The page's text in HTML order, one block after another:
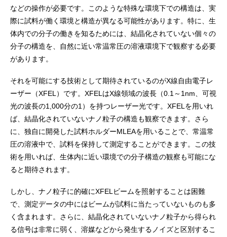
などの操作が必要です。このような特殊な環境下での構造は、実
際に試料が働く環境と構造が異なる可能性があります。特に、生
体内での分子の働きを知るためには、結晶化されていない個々の
分子の構造を、自然に近い常温常圧の溶液環境下で観察する必要
があります。
それを可能にする技術として期待されているのがX線自由電子レ
ーザー（XFEL）です。XFELはX線領域の波長（0.1～1nm、可視
光の波長の1,000分の1）を持つレーザー光です。XFELを用いれ
ば、結晶化されていないナノ粒子の構造も観察できます。さら
に、独自に開発した試料ホルダーMLEAを用いることで、常温常
圧の溶液中で、試料を保持して測定することができます。この技
術を用いれば、生体内に近い環境での分子構造の観察も可能にな
ると期待されます。
しかし、ナノ粒子に的確にXFELビームを照射することは困難
で、測定データの中にはビームが試料に当たっていないものも多
く含まれます。さらに、結晶化されていないナノ粒子から得られ
る信号は非常に弱く、溶媒などから発生するノイズと区別するこ